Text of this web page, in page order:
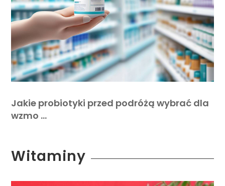
Jakie probiotyki przed podróżą wybrać dla
wzmo …
Witaminy